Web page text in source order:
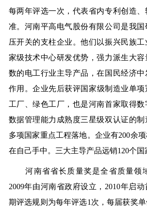
每两年评选一次，代表省内专利创造
准。 河南平高电气股份有限公司是我
压开关的支柱企业。他们以振兴民族工
家级技术中心研发优势，强力派生大
数的电工行业主导产品，在国民经济
作用。企业先后获评国家级制造业单
工厂、绿色工厂，也是河南首家取得
数据管理能力成熟度三星级双认证的
多项国家重点工程落地。 企业有200余
在自己手中。三大主导产品远销120个国
河南省省长质量奖是全省质量领
2009年由河南省政府设立，2010年启
期评选规则为每年评选1次，每届获奖